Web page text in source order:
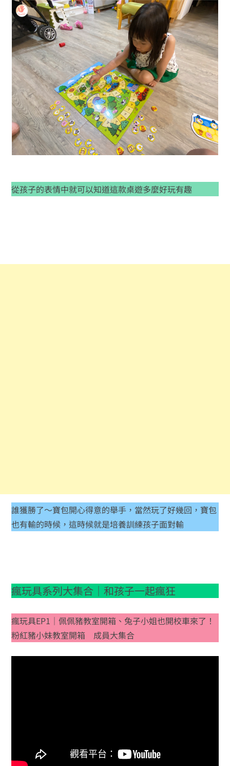
從孩子的表情中就可以知道這款桌遊多麼好玩有趣
誰獲勝了～寶包開心得意的舉手，當然玩了好幾回，寶包
也有輸的時候，這時候就是培養訓練孩子面對輸
瘋玩具系列大集合｜和孩子一起瘋狂
瘋玩具EP1｜佩佩豬教室開箱、兔子小姐也開校車來了！
粉紅豬小妹教室開箱 成員大集合